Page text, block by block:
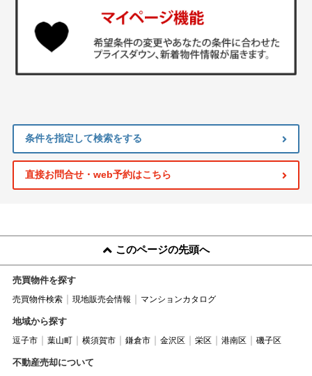
条件を指定して検索をする
直接お問合せ・web予約はこちら
このページの先頭へ
売買物件を探す
売買物件検索 現地販売会情報 マンションカタログ
地域から探す
逗子市 葉山町 横須賀市 鎌倉市 金沢区 栄区 港南区 磯子区
不動産売却について